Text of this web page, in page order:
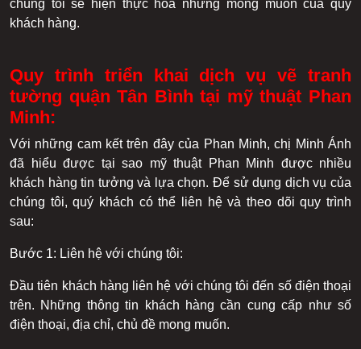
chúng tôi sẽ hiện thực hóa những mong muốn của quý
khách hàng.
Quy trình triển khai dịch vụ vẽ tranh
tường quận Tân Bình tại mỹ thuật Phan
Minh:
Với những cam kết trên đây của Phan Minh, chị Minh Ánh
đã hiểu được tại sao mỹ thuật Phan Minh được nhiều
khách hàng tin tưởng và lựa chọn. Để sử dụng dịch vụ của
chúng tôi, quý khách có thể liên hệ và theo dõi quy trình
sau:
Bước 1: Liên hệ với chúng tôi:
Đầu tiên khách hàng liên hệ với chúng tôi đến số điện thoại
trên. Những thông tin khách hàng cần cung cấp như số
điện thoại, địa chỉ, chủ đề mong muốn.